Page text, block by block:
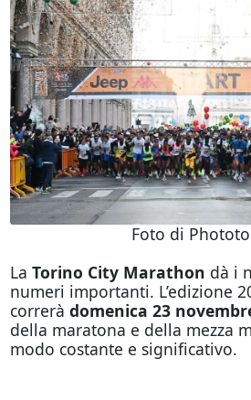
Foto di
La Torino City Marathon dà i
numeri importanti. L’edizione
correrà domenica 23
della maratona e della mezza
modo costante e significativo.